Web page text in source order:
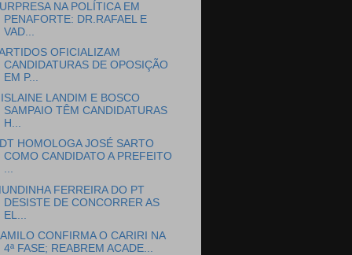
NA POLÍTICA EM
PENAFORTE: DR.RAFAEL E
VAD...
OFICIALIZAM
CANDIDATURAS DE OPOSIÇÃO
EM P...
LANDIM E BOSCO
SAMPAIO TÊM CANDIDATURAS
H...
HOMOLOGA JOSÉ SARTO
COMO CANDIDATO A PREFEITO
...
FERREIRA DO PT
DESISTE DE CONCORRER AS
EL...
CONFIRMA O CARIRI NA
4ª FASE; REABREM ACADE...